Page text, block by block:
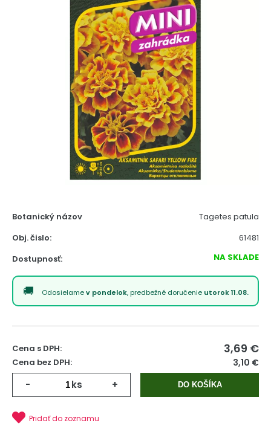
Botanický názov
Tagetes patula
Obj. čislo:
61481
Dostupnosť:
NA SKLADE
Odosielamev pondelok, predbežné doručenie utorok 11.08.
Cena s DPH: 3,69 €
Cena bez DPH: 3,10 €
- ks + DO KOŠÍKA
Pridať do zoznamu